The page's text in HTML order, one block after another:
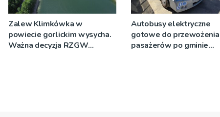
Zalew Klimkówka w
powiecie gorlickim wysycha.
Ważna decyzja RZGW
Autobusy elektryczne
gotowe do przewożenia
pasażerów po gminie